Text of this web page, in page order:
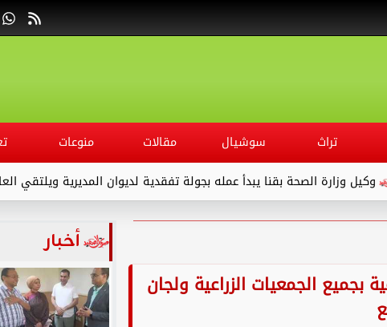
تراث سوشيال مقالات منوعات
الصحة بقنا يبدأ عمله بجولة تفقدية لديوان المديرية ويلتقي العاملين.
الجمعيات الزراعية ولجان
أخبار